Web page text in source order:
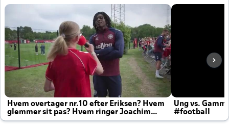
Hvem overtager nr.10 efter Eriksen? Hvem
glemmer sit pas? Hvem ringer Joachim
altid til efter kampe?
Ung vs.
#football